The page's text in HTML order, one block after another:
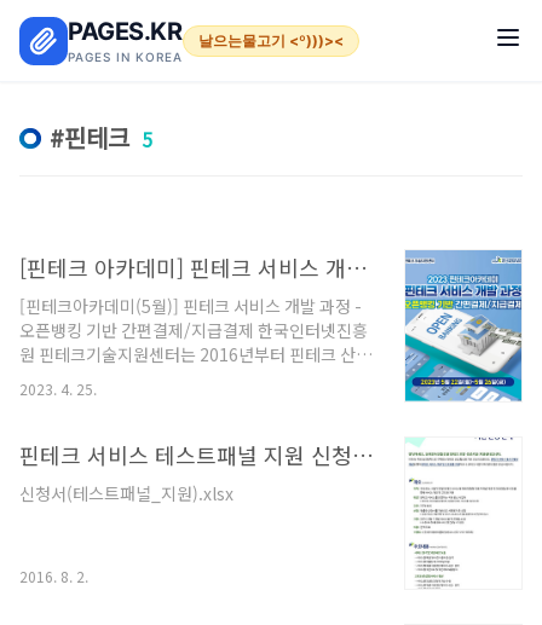
PAGES.KR
PAGES IN KOREA
날으는물고기 <º)))><
핀테크 5
[핀테크 아카데미] 핀테크 서비스 개발과정 교육생 모집
[핀테크아카데미(5월)] 핀테크 서비스 개발 과정 -
오픈뱅킹 기반 간편결제/지급결제 한국인터넷진흥
원 핀테크기술지원센터는 2016년부터 핀테크 산업
활성화 기반 조성의 일환으로 핀테크 분야에 특화된
기술인력을 양성하는 핀테크 아카데미를 운영하고
핀테크 분야에서 가장 기초가 되고 과정 중 인기도
발 실습 과정으로 진행됩니다. 본 과정은 핀테크 개
습을 예제 중심으로 진행합니다. “핀테크 서비스 개
2023. 4. 25.
핀테크 서비스 테스트패널 지원 신청 안내
신청서(테스트패널_지원).xlsx
2016. 8. 2.